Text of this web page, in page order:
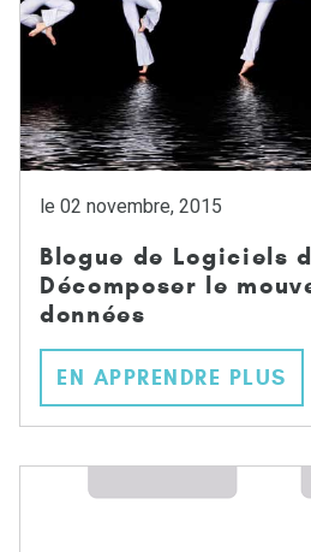
le 02 novembre, 2015
Blogue de Logiciels
Décomposer le
données
EN APPRENDRE PLUS